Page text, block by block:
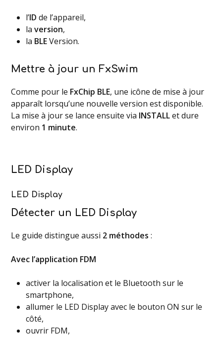
l’ID de l’appareil,
laversion,
la BLEVersion.
Mettre à jour un FxSwim
Comme pour le FxChip BLE, une icône de mise à jour
apparaît lorsqu’une nouvelle version est disponible.
La mise à jour se lance ensuite via INSTALLet dure
environ 1 minute.
LED Display
LED Display
Détecter un LED Display
Le guide distingue aussi 2 méthodes :
Avec l’application FDM
activer la localisation et le Bluetooth sur le
smartphone,
allumer le LED Display avec le bouton ON sur le
côté,
ouvrir FDM,